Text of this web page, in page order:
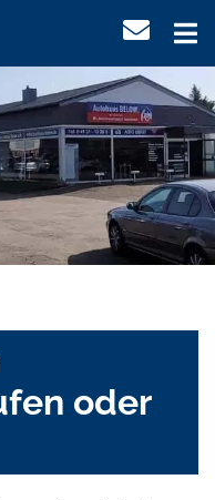
oder